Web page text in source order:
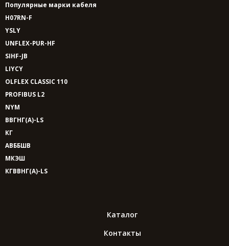
Популярные марки кабеля
H07RN-F
YSLY
UNFLEX-PUR-HF
SIHF-JB
LIYCY
OLFLEX CLASSIC 110
PROFIBUS L2
NYM
ВВГНГ(A)-LS
КГ
АВББШВ
МКЭШ
КГВВНГ(A)-LS
Каталог
Контакты